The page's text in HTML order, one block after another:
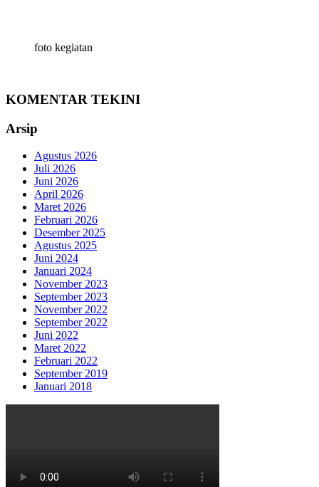
foto kegiatan
KOMENTAR TEKINI
Arsip
Agustus 2026
Juli 2026
Juni 2026
April 2026
Maret 2026
Februari 2026
Desember 2025
Agustus 2025
Juni 2024
Januari 2024
November 2023
September 2023
November 2022
September 2022
Juni 2022
Maret 2022
Februari 2022
September 2019
Januari 2018